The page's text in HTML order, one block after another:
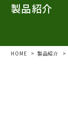
製品紹介
HOME 製品紹介